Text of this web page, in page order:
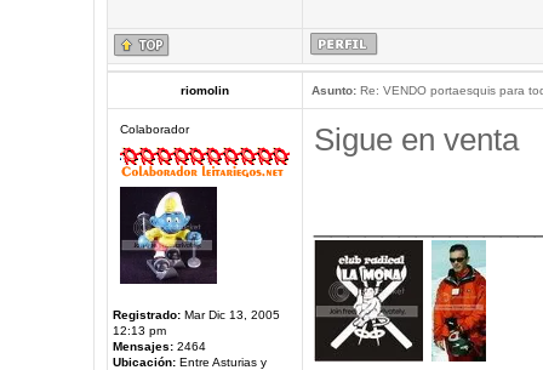
riomolin Asunto:Re: VENDO portaesquis para
Colaborador
Registrado:Mar Dic 13, 2005
12:13 pm
Mensajes:2464
Ubicación:Entre Asturias y
Sigue en venta